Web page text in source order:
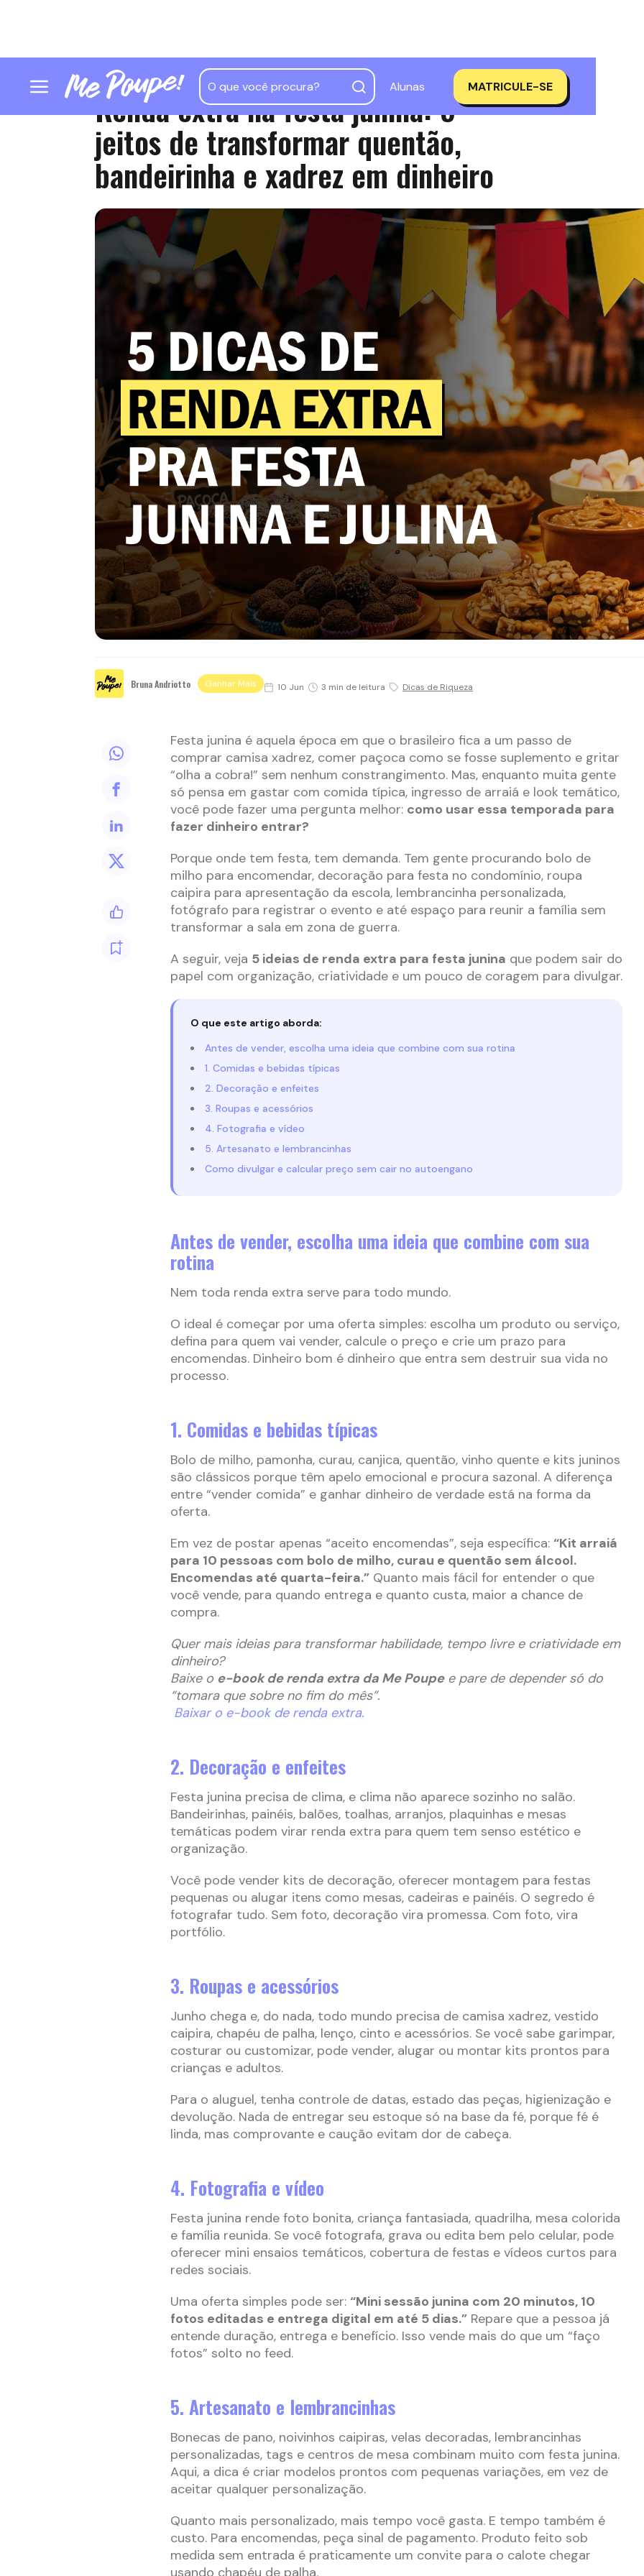
Alunas MATRICULE-SE
Renda extra na festa junina: 5
jeitos de transformar quentão,
bandeirinha e xadrez em dinheiro
Bruna Andriotto Ganhar Mais 10 Jun 3 min de leitura Dicas de Riqueza
Festa junina é aquela época em que o brasileiro fica a um passo de
comprar camisa xadrez, comer paçoca como se fosse suplemento e gritar
“olha a cobra!” sem nenhum constrangimento. Mas, enquanto muita gente
só pensa em gastar com comida típica, ingresso de arraiá e look temático,
você pode fazer uma pergunta melhor: como usar essa temporada para
fazer dinheiro entrar?
Porque onde tem festa, tem demanda. Tem gente procurando bolo de
milho para encomendar, decoração para festa no condomínio, roupa
caipira para apresentação da escola, lembrancinha personalizada,
fotógrafo para registrar o evento e até espaço para reunir a família sem
transformar a sala em zona de guerra.
A seguir, veja 5 ideias de renda extra para festa junina que podem sair do
papel com organização, criatividade e um pouco de coragem para divulgar.
O que este artigo aborda:
Antes de vender, escolha uma ideia que combine com sua rotina
1. Comidas e bebidas típicas
2. Decoração e enfeites
3. Roupas e acessórios
4. Fotografia e vídeo
5. Artesanato e lembrancinhas
Como divulgar e calcular preço sem cair no autoengano
Antes de vender, escolha uma ideia que combine com sua
rotina
Nem toda renda extra serve para todo mundo.
O ideal é começar por uma oferta simples: escolha um produto ou serviço,
defina para quem vai vender, calcule o preço e crie um prazo para
encomendas. Dinheiro bom é dinheiro que entra sem destruir sua vida no
processo.
1. Comidas e bebidas típicas
Bolo de milho, pamonha, curau, canjica, quentão, vinho quente e kits juninos
são clássicos porque têm apelo emocional e procura sazonal. A diferença
entre “vender comida” e ganhar dinheiro de verdade está na forma da
oferta.
Em vez de postar apenas “aceito encomendas”, seja específica: “Kit arraiá
para 10 pessoas com bolo de milho, curau e quentão sem álcool.
Encomendas até quarta-feira.”Quanto mais fácil for entender o que
você vende, para quando entrega e quanto custa, maior a chance de
compra.
Quer mais ideias para transformar habilidade, tempo livre e criatividade em
dinheiro?
Baixe o e-book de renda extra da Me Poupee pare de depender só do
“tomara que sobre no fim do mês”.
Baixar o e-book de renda extra.
2. Decoração e enfeites
Festa junina precisa de clima, e clima não aparece sozinho no salão.
Bandeirinhas, painéis, balões, toalhas, arranjos, plaquinhas e mesas
temáticas podem virar renda extra para quem tem senso estético e
organização.
Você pode vender kits de decoração, oferecer montagem para festas
pequenas ou alugar itens como mesas, cadeiras e painéis. O segredo é
fotografar tudo. Sem foto, decoração vira promessa. Com foto, vira
portfólio.
3. Roupas e acessórios
Junho chega e, do nada, todo mundo precisa de camisa xadrez, vestido
caipira, chapéu de palha, lenço, cinto e acessórios. Se você sabe garimpar,
costurar ou customizar, pode vender, alugar ou montar kits prontos para
crianças e adultos.
Para o aluguel, tenha controle de datas, estado das peças, higienização e
devolução. Nada de entregar seu estoque só na base da fé, porque fé é
linda, mas comprovante e caução evitam dor de cabeça.
4. Fotografia e vídeo
Festa junina rende foto bonita, criança fantasiada, quadrilha, mesa colorida
e família reunida. Se você fotografa, grava ou edita bem pelo celular, pode
oferecer mini ensaios temáticos, cobertura de festas e vídeos curtos para
redes sociais.
Uma oferta simples pode ser: “Mini sessão junina com 20 minutos, 10
fotos editadas e entrega digital em até 5 dias.”Repare que a pessoa já
entende duração, entrega e benefício. Isso vende mais do que um “faço
fotos” solto no feed.
5. Artesanato e lembrancinhas
Bonecas de pano, noivinhos caipiras, velas decoradas, lembrancinhas
personalizadas, tags e centros de mesa combinam muito com festa junina.
Aqui, a dica é criar modelos prontos com pequenas variações, em vez de
aceitar qualquer personalização.
Quanto mais personalizado, mais tempo você gasta. E tempo também é
custo. Para encomendas, peça sinal de pagamento. Produto feito sob
medida sem entrada é praticamente um convite para o calote chegar
usando chapéu de palha.